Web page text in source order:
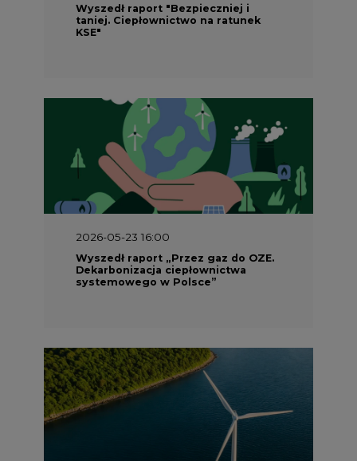
Wyszedł raport "Bezpieczniej i
taniej. Ciepłownictwo na ratunek
KSE"
2026-05-23 16:00
Wyszedł raport „Przez gaz do OZE.
Dekarbonizacja ciepłownictwa
systemowego w Polsce”